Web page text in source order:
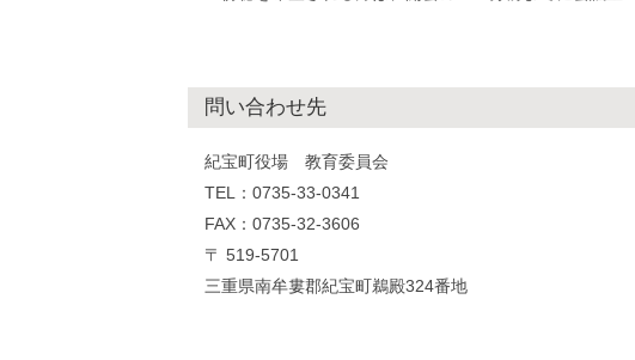
問い合わせ先
紀宝町役場 教育委員会
TEL：0735-33-0341
FAX：0735-32-3606
〒 519-5701
三重県南牟婁郡紀宝町鵜殿324番地